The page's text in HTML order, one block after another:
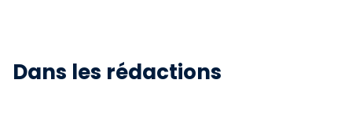
Dans les rédactions